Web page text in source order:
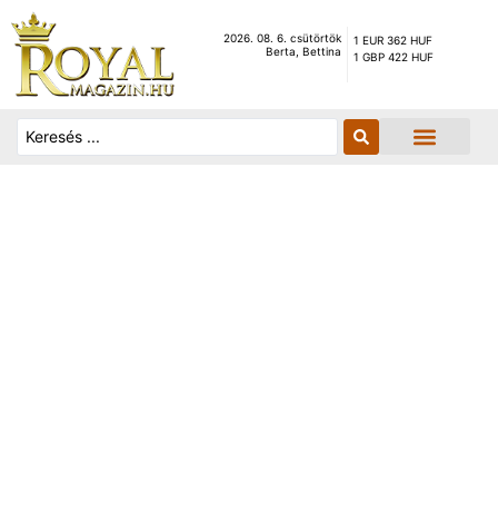
2026. 08. 6. csütörtök
Berta, Bettina
1 EUR 362 HUF
1 GBP 422 HUF